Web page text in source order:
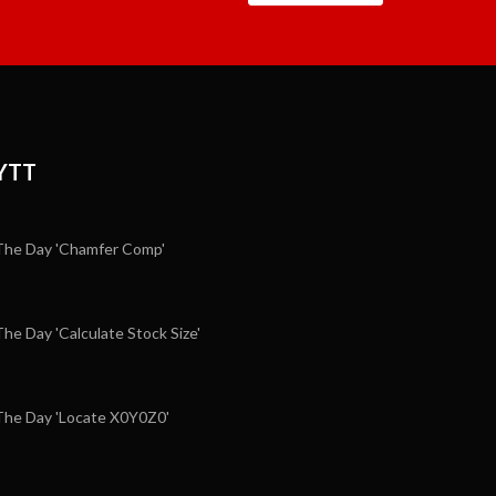
Day 'Chamfer Comp'
Day 'Calculate Stock Size'
Day 'Locate X0Y0Z0'